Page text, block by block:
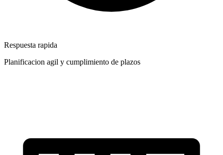
Respuesta rapida
Planificacion agil y cumplimiento de plazos